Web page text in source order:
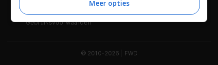
Gebruiksvoorwaarden
© 2010-2026 | FWD
een link om uw toestemming te beheren of in te trekken via de
privacy- en cookie-instellingen.
Meer opties